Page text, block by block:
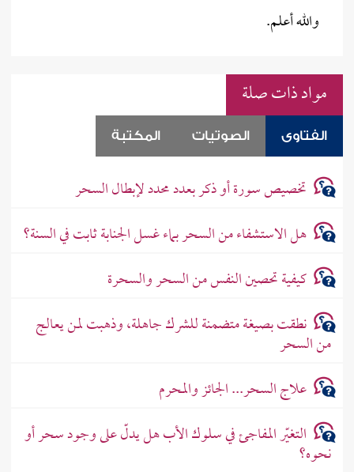
والله أعلم.
مواد ذات صلة
الفتاوى الصوتيات المكتبة
تخصيص سورة أو ذكر بعدد محدد لإبطال السحر
هل الاستشفاء من السحر بماء غسل الجنابة ثابت في السنة؟
كيفية تحصين النفس من السحر والسحرة
نطقت بصيغة متضمنة للشرك جاهلة، وذهبت لمن يعالج
من السحر
علاج السحر... الجائز والمحرم
التغيّر المفاجئ في سلوك الأب هل يدلّ على وجود سحر أو
نحوه؟